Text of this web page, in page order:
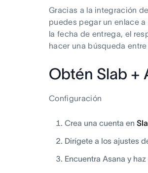
Gracias a la integración
puedes pegar un enlace
la fecha de entrega, el
hacer una búsqueda
Obtén Slab +
Configuración
Crea una cuenta en
Dirígete a los ajustes
Encuentra Asana y